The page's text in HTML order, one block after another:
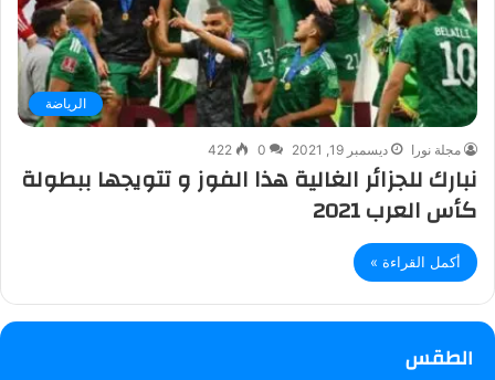
الرياضة
مجلة نورا ديسمبر 19, 2021 0
422
نبارك للجزائر الغالية هذا الفوز و تتويجها ببطولة
كأس العرب 2021
أكمل القراءة »
الطقس